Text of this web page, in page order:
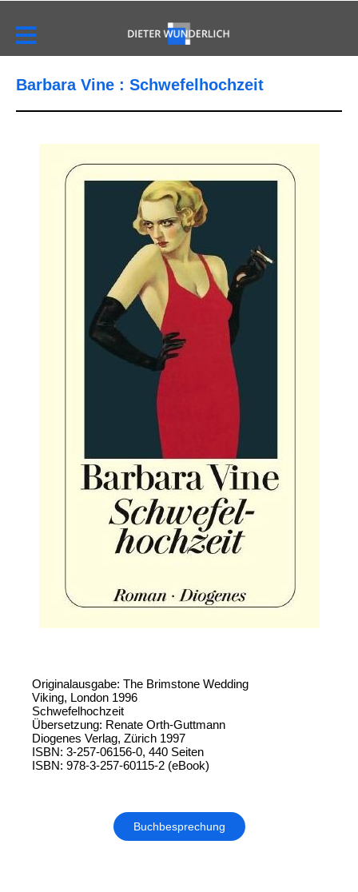
Barbara Vine : Schwefelhochzeit
Originalausgabe: The Brimstone Wedding
Viking, London 1996
Schwefelhochzeit
Übersetzung: Renate Orth-Guttmann
Diogenes Verlag, Zürich 1997
ISBN: 3-257-06156-0, 440 Seiten
ISBN: 978-3-257-60115-2 (eBook)
Buchbesprechung